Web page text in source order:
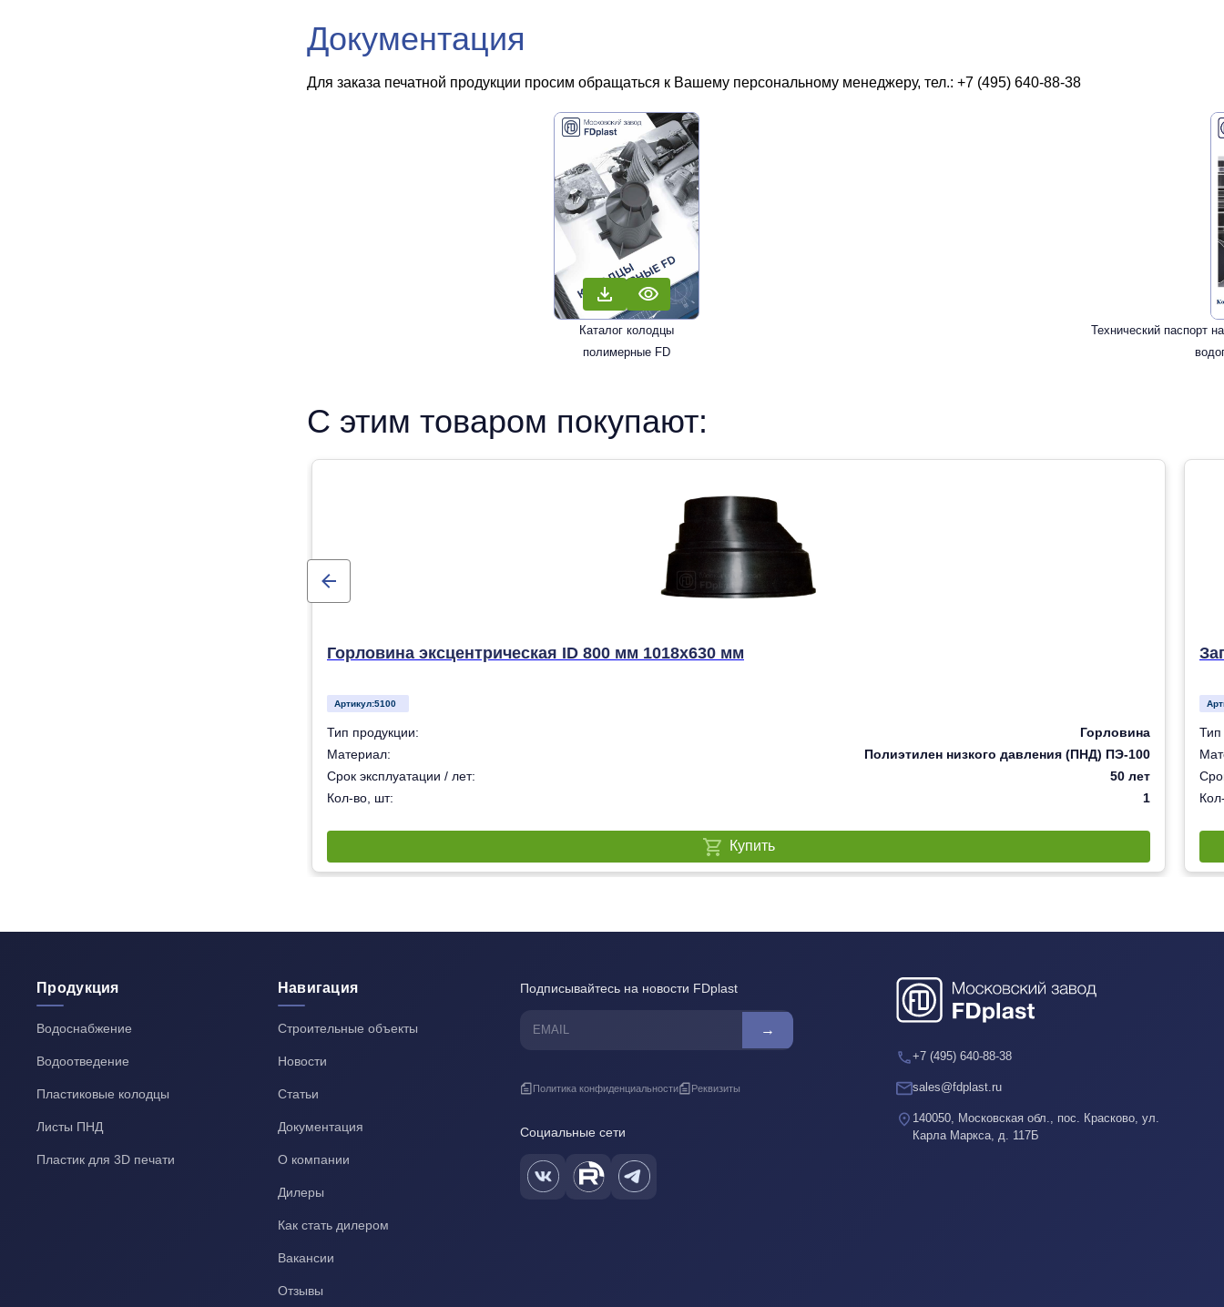
Документация
Для заказа печатной продукции просим обращаться к Вашему персональному менеджеру, тел.: +7 (495) 640-88-38
Каталог колодцы
полимерные FD
Технический паспорт
С этим товаром покупают:
Горловина эксцентрическая ID 800 мм 1018х630 мм
Артикул:5100
Тип продукции:
Горловина
Материал:
Полиэтилен низкого давления (ПНД) ПЭ-100
Срок эксплуатации / лет:
50 лет
Кол-во, шт:
1
Купить
Тип
Продукция
Водоснабжение
Водоотведение
Пластиковые колодцы
Листы ПНД
Пластик для 3D печати
Навигация
Строительные объекты
Новости
Статьи
Документация
О компании
Дилеры
Как стать дилером
Вакансии
Отзывы
Подписывайтесь на новости FDplast
→
Политика конфиденциальности Реквизиты
Социальные сети
+7 (495) 640-88-38
sales@fdplast.ru
140050, Московская обл., пос. Красково, ул.
Карла Маркса, д. 117Б